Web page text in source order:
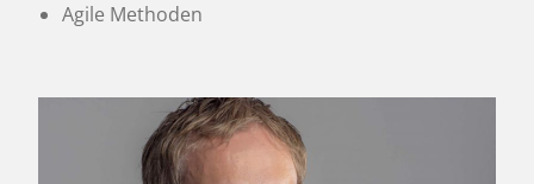
Agile Methoden